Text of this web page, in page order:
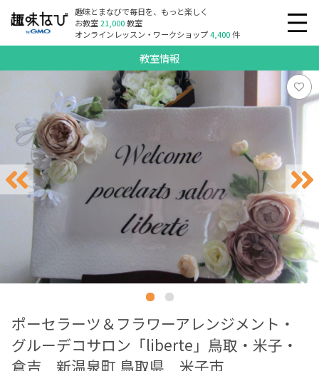
趣味とまなびで毎日を、もっと楽しく
お教室21,000教室
オンラインレッスン・ワークショップ4,400件
教室情報
ポーセラーツ＆フラワーアレンジメント・
グルーデコサロン「liberte」鳥取・米子・
倉吉 新温泉町 鳥取県 米子市